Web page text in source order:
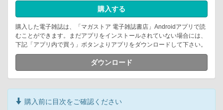
購入する
購入した電子雑誌は、「マガストア 電子雑誌書店」Androidアプリで読
むことができます。まだアプリをインストールされていない場合には、
下記「アプリ内で買う」ボタンよりアプリをダウンロードして下さい。
ダウンロード
購入前に目次をご確認ください